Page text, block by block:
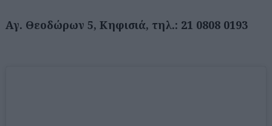
Αγ. Θεοδώρων 5, Κηφισιά, τηλ.: 21 0808 0193